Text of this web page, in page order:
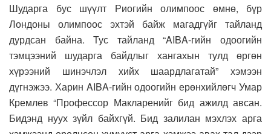
Шударга бус шүүлт Риогийн олимпоос өмнө, бүр
Лондоны олимпоос эхтэй байж магадгүйг тайланд
дурдсан байна. Тус тайланд “AIBA-гийн одоогийн
тэмцээний шударга байдлыг хангахын тулд өргөн
хүрээний шинэчлэл хийх шаардлагатай” хэмээн
дүгнэжээ. Харин AIBA-гийн одоогийн ерөнхийлөгч Умар
Кремлев “Профессор Макларенийг бид ажилд авсан.
Бидэнд нуух зүйл байхгүй. Бид залилан мэхлэх арга